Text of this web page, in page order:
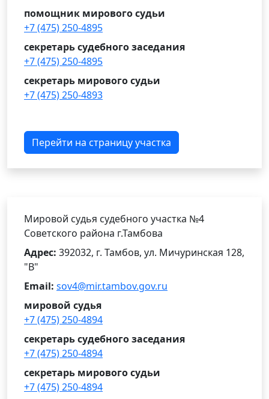
помощник мирового судьи
+7 (475) 250-4895
секретарь судебного заседания
+7 (475) 250-4895
секретарь мирового судьи
+7 (475) 250-4893
Перейти на страницу участка
Мировой судья судебного участка №4
Советского района г.Тамбова
Адрес: 392032, г. Тамбов, ул. Мичуринская 128,
"В"
Email: sov4@mir.tambov.gov.ru
мировой судья
+7 (475) 250-4894
секретарь судебного заседания
+7 (475) 250-4894
секретарь мирового судьи
+7 (475) 250-4894